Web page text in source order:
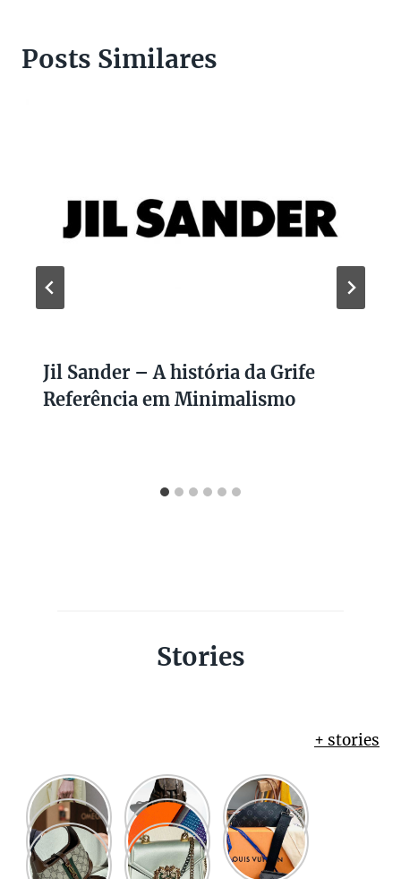
Posts Similares
Jil Sander – A história da Grife
Referência em Minimalismo
Stories
+ stories